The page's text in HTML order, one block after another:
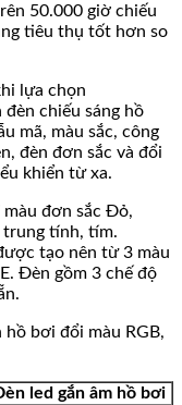
50.000 giờ chiếu
tiêu thụ tốt hơn so
lựa chọn
đèn chiếu sáng hồ
mã, màu sắc, công
đèn đơn sắc và đổi
khiển từ xa.
màu đơn sắc Đỏ,
trung tính, tím.
tạo nên từ 3 màu
Đèn gồm 3 chế độ
bơi đổi màu RGB,
led gắn âm hồ bơi